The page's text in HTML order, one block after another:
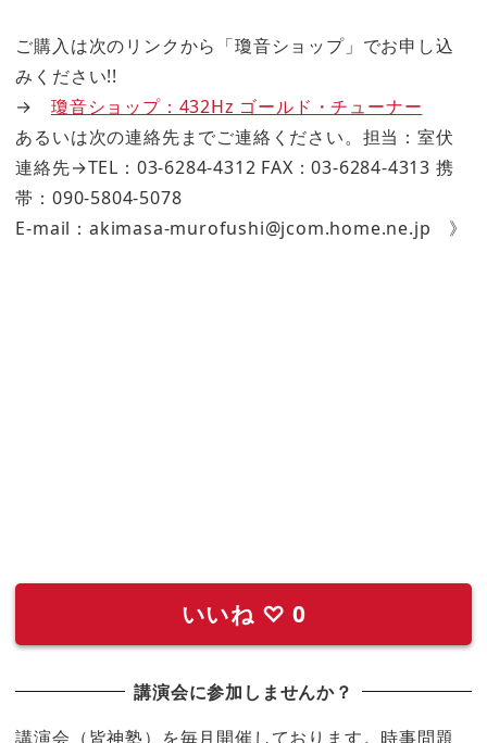
ご購入は次のリンクから「瓊音ショップ」でお申し込
みください!!
→ 瓊音ショップ：432Hz ゴールド・チューナー
あるいは次の連絡先までご連絡ください。担当：室伏
連絡先→TEL：03-6284-4312 FAX：03-6284-4313 携
帯：090-5804-5078
E-mail：akimasa-murofushi@jcom.home.ne.jp 》
いいね ♡ 0
講演会に参加しませんか？
講演会（皆神塾）を毎月開催しております。時事問題